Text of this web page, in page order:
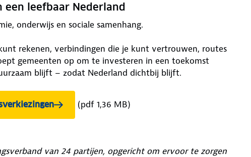
leefbaar Nederland
onderwijs en sociale samenhang.
rekenen, verbindingen die je kunt vertrouwen, routes
gemeenten op om te investeren in een toekomst
blijft – zodat Nederland dichtbij blijft.
(pdf 1,36 MB)
van 24 partijen, opgericht om ervoor te zorgen